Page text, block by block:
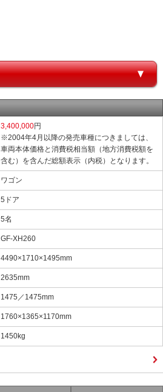
3,400,000円
※2004年4月以降の発売車種につきましては、
車両本体価格と消費税相当額（地方消費税額を
含む）を含んだ総額表示（内税）となります。
ワゴン
5ドア
5名
GF-XH260
4490×1710×1495mm
2635mm
1475／1475mm
1760×1365×1170mm
1450kg